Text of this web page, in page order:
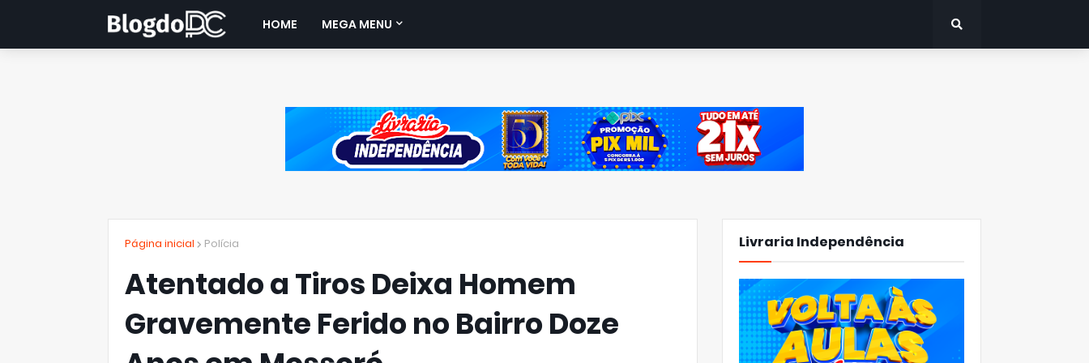
HOME MEGA MENU
Página inicial Polícia
Atentado a Tiros Deixa Homem
Gravemente Ferido no Bairro Doze
Livraria Independência